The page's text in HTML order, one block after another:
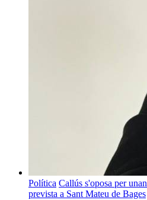
Política Callús s'oposa per
prevista a Sant Mateu de Bages